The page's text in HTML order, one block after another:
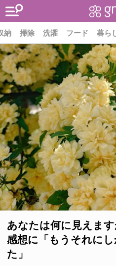
納 掃除 洗濯 フード 暮ら
あなたは何に見えま
感想に「もうそれに
た」